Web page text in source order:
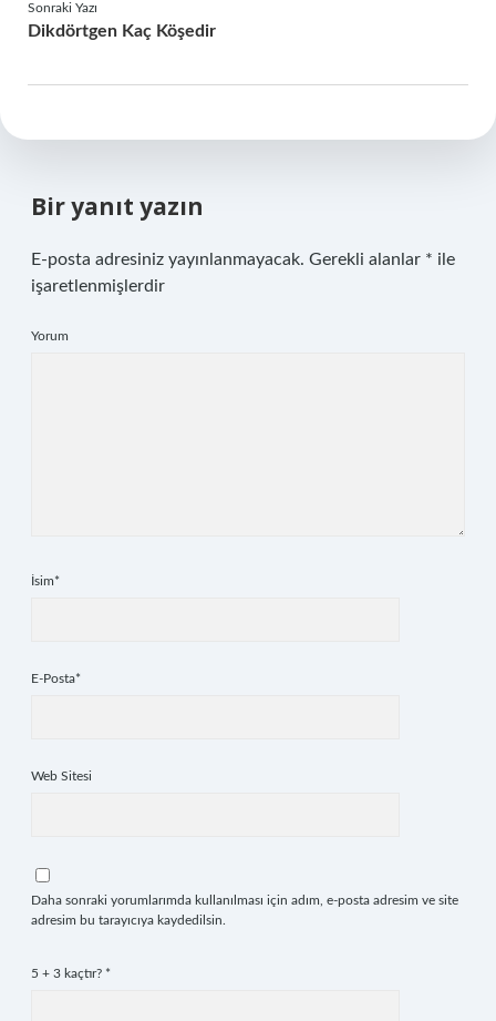
Sonraki Yazı
Dikdörtgen Kaç Köşedir
Bir yanıt yazın
E-posta adresiniz yayınlanmayacak. Gerekli alanlar * ile
işaretlenmişlerdir
Yorum
İsim*
E-Posta*
Web Sitesi
Daha sonraki yorumlarımda kullanılması için adım, e-posta adresim ve site
adresim bu tarayıcıya kaydedilsin.
5 + 3 kaçtır? *